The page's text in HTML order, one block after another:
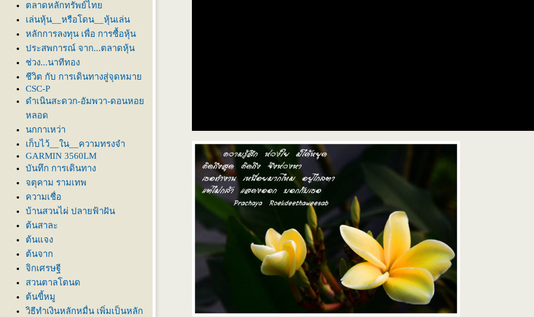
ตลาดหลักทรัพย์ไท
เล่นหุ้น__หรือโดน__หุ้นเล่น
หลักการลงทุน เพื่อ การซื้อหุ้น
ประสพการณ์ จาก...ตลาดหุ้น
ช่วง...นาทีทอง
ชีวิต กับ การเดินทางสู่จุดหมา
CSC-P
ดำเนินสะดวก-อัมพวา-ดอนหอ
หลอด
นกกาเหว่า
เก็บไว้__ใน__ความทรงจำ
GARMIN 3560LM
บันทึก การเดินทาง
จตุคาม รามเทพ
ความเชื่อ
บ้านสวนไผ่ ปลายฟ้าฝัน
ต้นสาละ
ต้นแจง
ต้นจาก
จิกเศรษฐี
สวนตาลโตนด
ต้นขี้หมู
วิธีทำเงินหลักหมื่น เพิ่มเป็นหลัก